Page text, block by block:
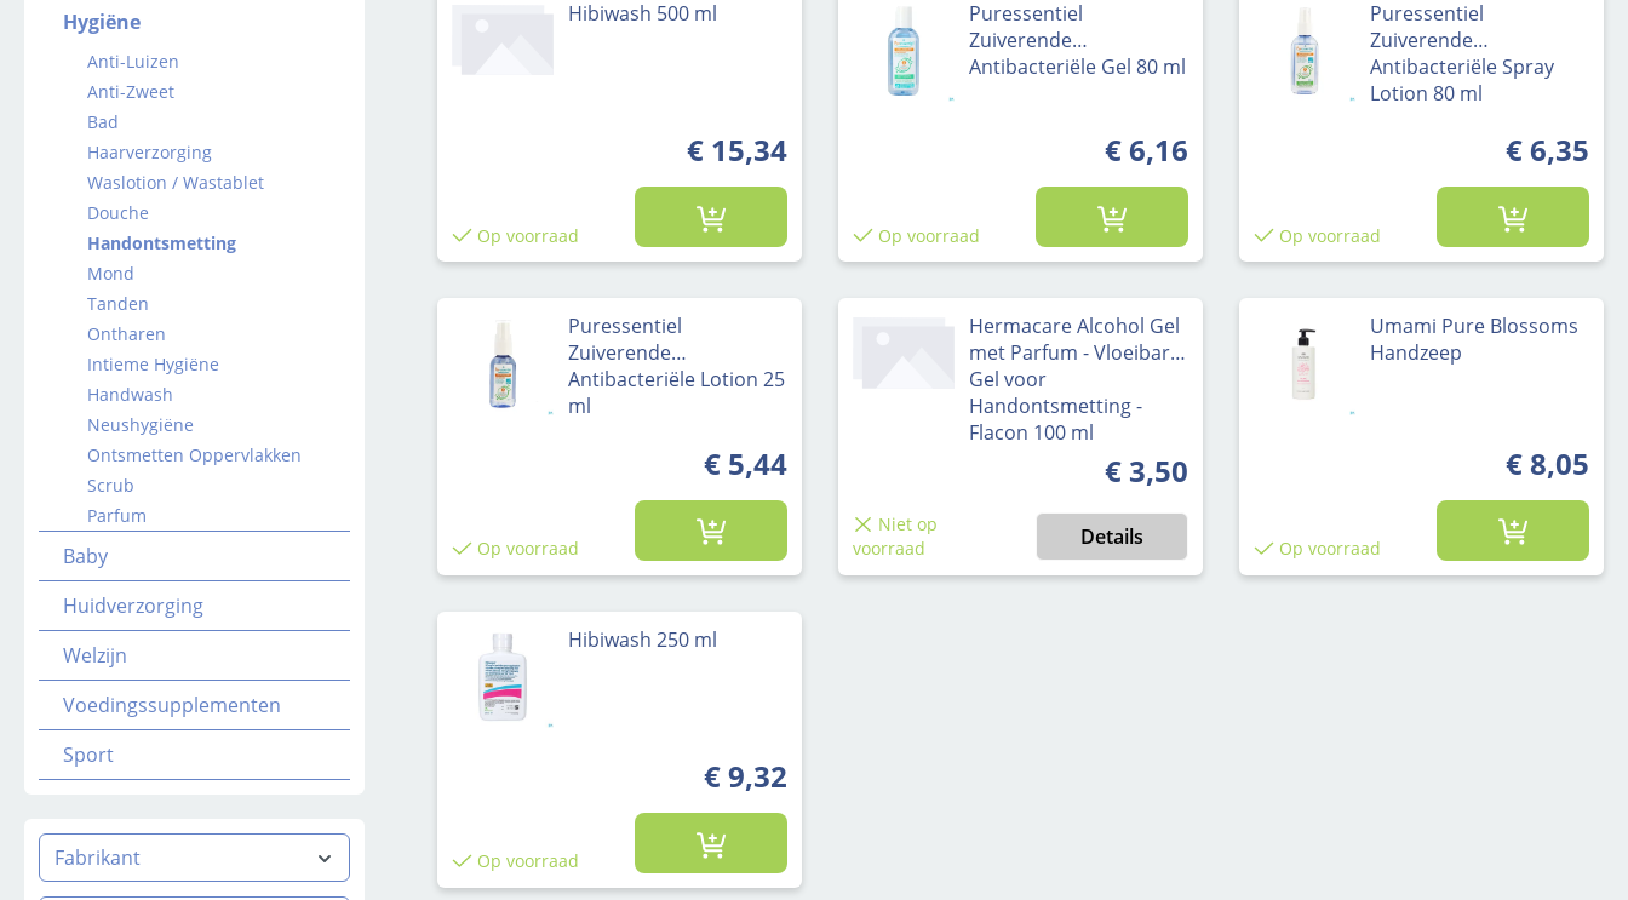
Hygiëne
Anti-Luizen
Anti-Zweet
Bad
Haarverzorging
Waslotion / Wastablet
Douche
Handontsmetting
Mond
Tanden
Ontharen
Intieme Hygiëne
Handwash
Neushygiëne
Ontsmetten Oppervlakken
Scrub
Parfum
Baby
Huidverzorging
Welzijn
Voedingssupplementen
Sport
Fabrikant
Hibiwash 500 ml
€ 15,34
Op voorraad
Puressentiel
Zuiverende
Antibacteriële Gel 80 ml
€ 6,16
Op voorraad
Puressentiel
Zuiverende
Antibacteriële Spray
Lotion 80 ml
€ 6,35
Op voorraad
Puressentiel
Zuiverende
Antibacteriële Lotion 25
ml
€ 5,44
Op voorraad
Hermacare Alcohol Gel
met Parfum - Vloeibare
Gel voor
Handontsmetting -
Flacon 100 ml
Normale prijs:
€ 3,50
Niet op
voorraad
Details
Umami Pure Blossoms
Handzeep
€ 8,05
Op voorraad
Hibiwash 250 ml
€ 9,32
Op voorraad